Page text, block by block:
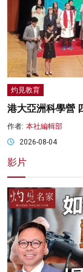
灼見教育
港大亞洲科學營
作者: 本社編輯部
2026-08-04
影片